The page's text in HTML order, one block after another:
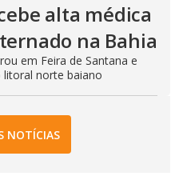
alta médica
na Bahia
em Feira de Santana e
litoral norte baiano
NOTÍCIAS